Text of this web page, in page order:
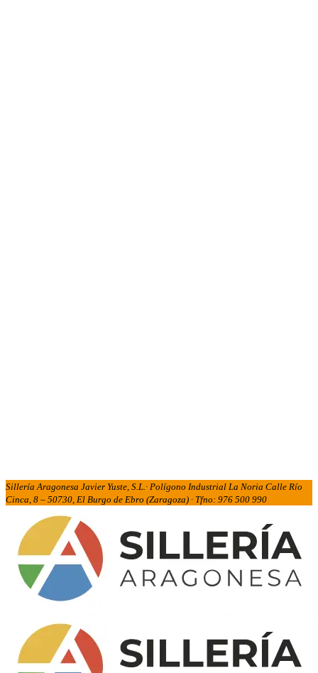
Sillería Aragonesa Javier Yuste, S.L.· Polígono Industrial La Noria Calle Río
Cinca, 8 – 50730, El Burgo de Ebro (Zaragoza) · Tfno: 976 500 990